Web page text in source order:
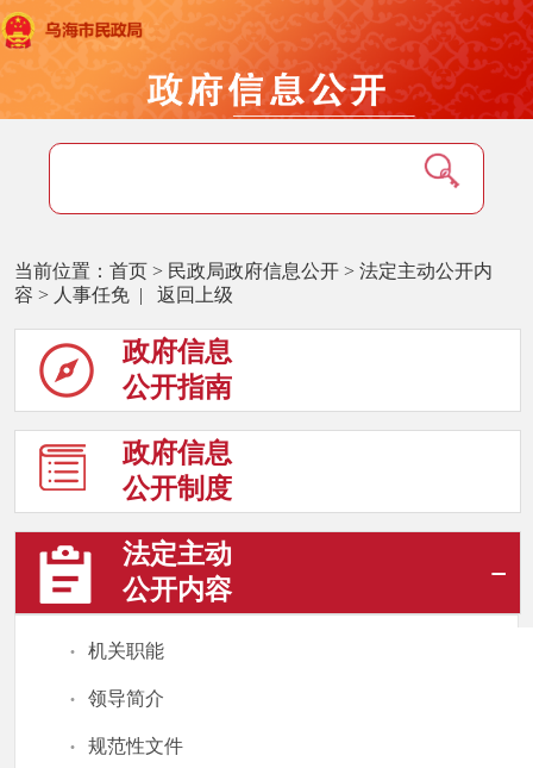
当前位置： 首页 > 民政局政府信息公开 > 法定主动公开内
容 > 人事任免 | 返回上级
政府信息
公开指南
政府信息
公开制度
法定主动
公开内容
· 机关职能
· 领导简介
· 规范性文件